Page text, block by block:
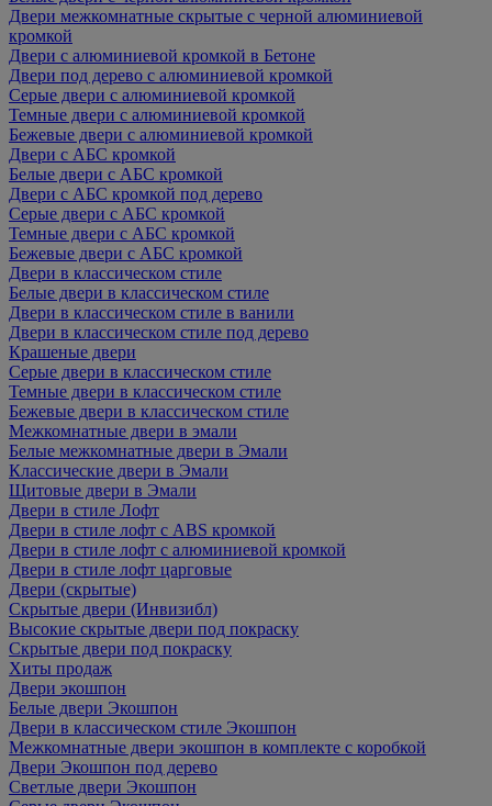
Двери межкомнатные скрытые с черной алюминиевой
кромкой
Двери с алюминиевой кромкой в Бетоне
Двери под дерево с алюминиевой кромкой
Серые двери с алюминиевой кромкой
Темные двери с алюминиевой кромкой
Бежевые двери с алюминиевой кромкой
Двери с АБС кромкой
Белые двери с АБС кромкой
Двери с АБС кромкой под дерево
Серые двери с АБС кромкой
Темные двери с АБС кромкой
Бежевые двери с АБС кромкой
Двери в классическом стиле
Белые двери в классическом стиле
Двери в классическом стиле в ванили
Двери в классическом стиле под дерево
Крашеные двери
Серые двери в классическом стиле
Темные двери в классическом стиле
Бежевые двери в классическом стиле
Межкомнатные двери в эмали
Белые межкомнатные двери в Эмали
Классические двери в Эмали
Щитовые двери в Эмали
Двери в стиле Лофт
Двери в стиле лофт с ABS кромкой
Двери в стиле лофт с алюминиевой кромкой
Двери в стиле лофт царговые
Двери (скрытые)
Скрытые двери (Инвизибл)
Высокие скрытые двери под покраску
Скрытые двери под покраску
Хиты продаж
Двери экошпон
Белые двери Экошпон
Двери в классическом стиле Экошпон
Межкомнатные двери экошпон в комплекте с коробкой
Двери Экошпон под дерево
Светлые двери Экошпон